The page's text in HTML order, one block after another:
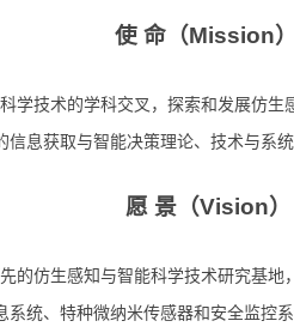
使 命（Mission）
学技术的学科交叉，探索和发展仿
息获取与智能决策理论、技术与系统
愿 景（Vision）
的仿生感知与智能科学技术研究基
统、特种微纳米传感器和安全监控